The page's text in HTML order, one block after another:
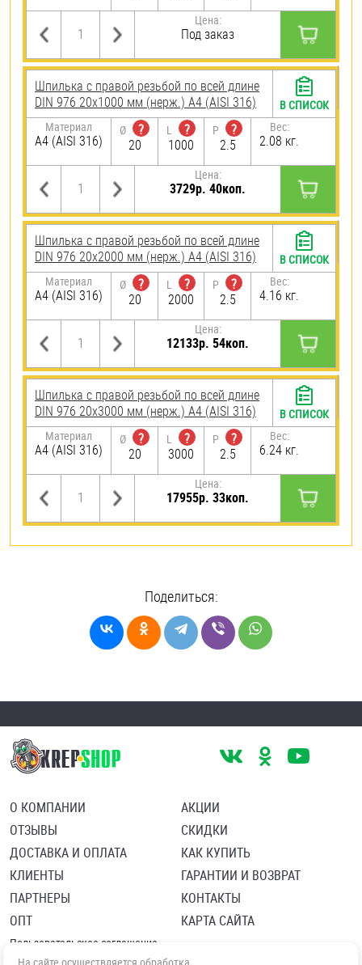
Цена:
Под заказ
Шпилька с правой резьбой по всей длине
DIN 976 20х1000 мм (нерж.) A4 (AISI 316)
Материал
A4 (AISI 316)
Ø
?
20
L
?
1000
P
?
2.5
Вес:
2.08 кг.
Цена:
3729р. 40коп.
В СПИСОК
Шпилька с правой резьбой по всей длине
DIN 976 20х2000 мм (нерж.) A4 (AISI 316)
Материал
A4 (AISI 316)
Ø
?
20
L
?
2000
P
?
2.5
Вес:
4.16 кг.
Цена:
12133р. 54коп.
В СПИСОК
Шпилька с правой резьбой по всей длине
DIN 976 20х3000 мм (нерж.) A4 (AISI 316)
Материал
A4 (AISI 316)
Ø
?
20
L
?
3000
P
?
2.5
Вес:
6.24 кг.
Цена:
17955р. 33коп.
В СПИСОК
Поделиться:
О КОМПАНИИ
ОТЗЫВЫ
ДОСТАВКА И ОПЛАТА
КЛИЕНТЫ
ПАРТНЕРЫ
ОПТ
АКЦИИ
СКИДКИ
КАК КУПИТЬ
ГАРАНТИИ И ВОЗВРАТ
КОНТАКТЫ
КАРТА САЙТА
Пользовательское соглашение
Политика в отношении обработки персональных данных